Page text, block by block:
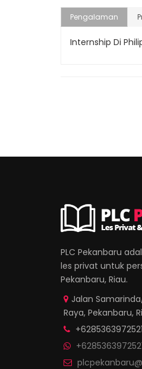
Pengalaman
Internship Di
PLC Pekanbaru
les privat untuk
Pekanbaru, Riau.
Jalan
Raya, Pekanbaru,
+6285363972521